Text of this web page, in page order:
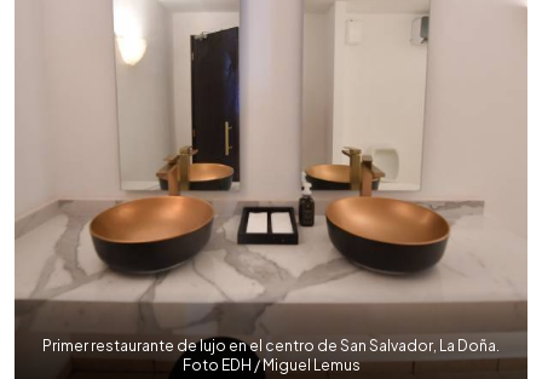
Primer restaurante de lujo en el centro de San Salvador, La Doña.
Foto EDH / Miguel Lemus